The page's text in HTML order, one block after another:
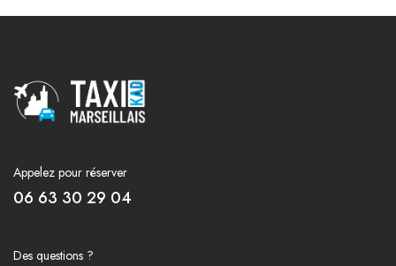
Appelez pour réserver
06 63 30 29 04
Des questions ?